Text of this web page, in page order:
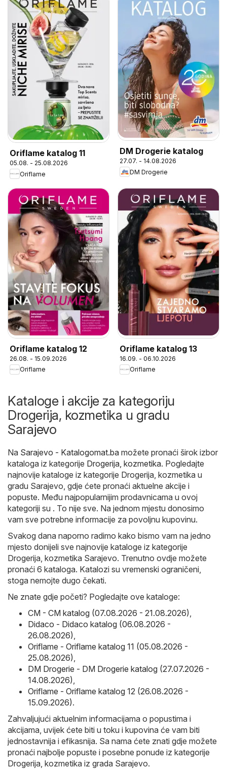
Oriflame katalog 11
05.08. - 25.08.2026
Oriflame
DM Drogerie katalog
27.07. - 14.08.2026
DM Drogerie
Oriflame katalog 12
26.08. - 15.09.2026
Oriflame
Oriflame katalog 13
16.09. - 06.10.2026
Oriflame
Kataloge i akcije za kategoriju
Drogerija, kozmetika u gradu
Sarajevo
Na Sarajevo - Katalogomat.ba možete pronaći širok izbor
kataloga iz kategorije Drogerija, kozmetika. Pogledajte
najnovije kataloge iz kategorije Drogerija, kozmetika u
gradu Sarajevo, gdje ćete pronaći aktuelne akcije i
popuste. Među najpopularnijim prodavnicama u ovoj
kategoriji su . To nije sve. Na jednom mjestu donosimo
vam sve potrebne informacije za povoljnu kupovinu.
Svakog dana naporno radimo kako bismo vam na jedno
mjesto donijeli sve najnovije kataloge iz kategorije
Drogerija, kozmetika Sarajevo. Trenutno ovdje možete
pronaći 6 kataloga. Katalozi su vremenski ograničeni,
stoga nemojte dugo čekati.
Ne znate gdje početi? Pogledajte ove kataloge:
CM - CM katalog (07.08.2026 - 21.08.2026)
Didaco - Didaco katalog (06.08.2026 -
26.08.2026)
Oriflame - Oriflame katalog 11 (05.08.2026 -
25.08.2026)
DM Drogerie - DM Drogerie katalog (27.07.2026 -
14.08.2026)
Oriflame - Oriflame katalog 12 (26.08.2026 -
15.09.2026).
Zahvaljujući aktuelnim informacijama o popustima i
akcijama, uvijek ćete biti u toku i kupovina će vam biti
jednostavnija i efikasnija. Sa nama ćete znati gdje možete
pronaći najbolje popuste i posebne ponude iz kategorije
Drogerija, kozmetika iz grada Sarajevo.